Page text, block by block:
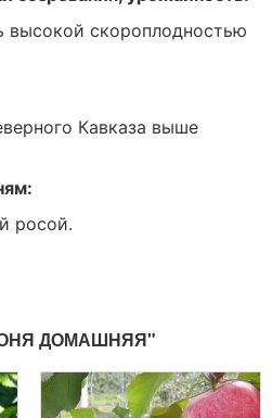
высокой скороплодностью
Кавказа выше
росой.
ДОМАШНЯЯ"